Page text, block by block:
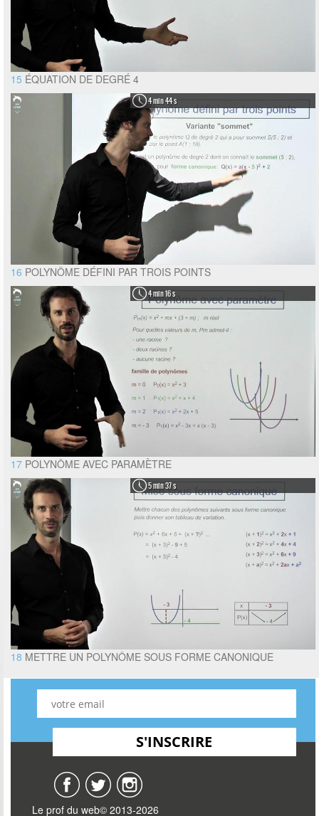
15 ÉQUATION DE DEGRÉ 4
4 min 44 s
16 POLYNÔME DÉFINI PAR TROIS POINTS
4 min 16 s
17 POLYNÔME AVEC PARAMÈTRE
5 min 37 s
18 METTRE UN POLYNÔME SOUS FORME CANONIQUE
Le prof du web© 2013-2026